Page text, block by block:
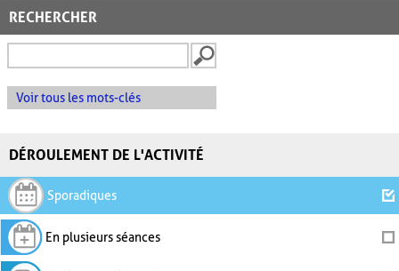
RECHERCHER
Voir tous les mots-clés
DÉROULEMENT DE L'ACTIVITÉ
Sporadiques
En plusieurs séances